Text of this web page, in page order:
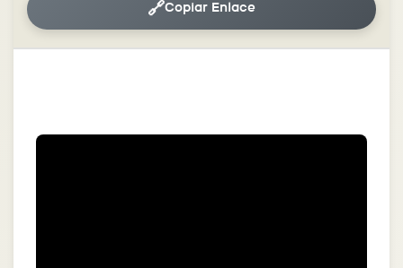
🔗Copiar Enlace